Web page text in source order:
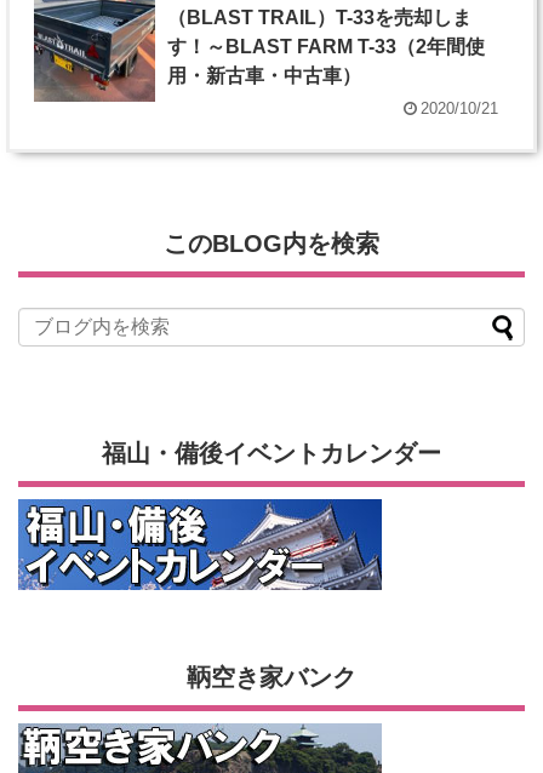
（BLAST TRAIL）T-33を売却しま
す！～BLAST FARM T-33（2年間使
用・新古車・中古車）
2020/10/21
このBLOG内を検索
福山・備後イベントカレンダー
鞆空き家バンク